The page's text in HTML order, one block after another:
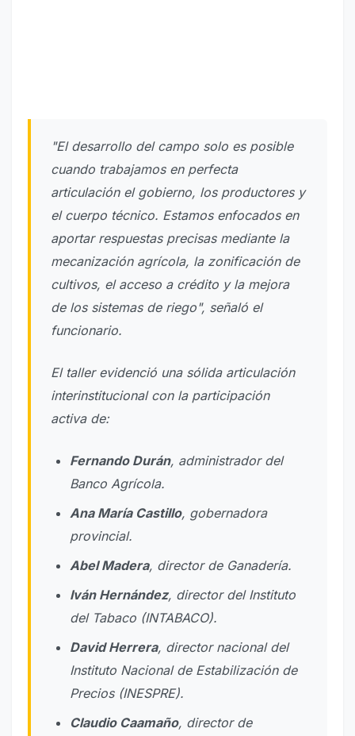
"El desarrollo del campo solo es posible
cuando trabajamos en perfecta
articulación el gobierno, los productores y
el cuerpo técnico. Estamos enfocados en
aportar respuestas precisas mediante la
mecanización agrícola, la zonificación de
cultivos, el acceso a crédito y la mejora
de los sistemas de riego", señaló el
funcionario.
El taller evidenció una sólida articulación
interinstitucional con la participación
activa de:
Fernando Durán, administrador del
Banco Agrícola.
Ana María Castillo, gobernadora
provincial.
Abel Madera, director de Ganadería.
Iván Hernández, director del Instituto
del Tabaco (INTABACO).
David Herrera, director nacional del
Instituto Nacional de Estabilización de
Precios (INESPRE).
Claudio Caamaño, director de